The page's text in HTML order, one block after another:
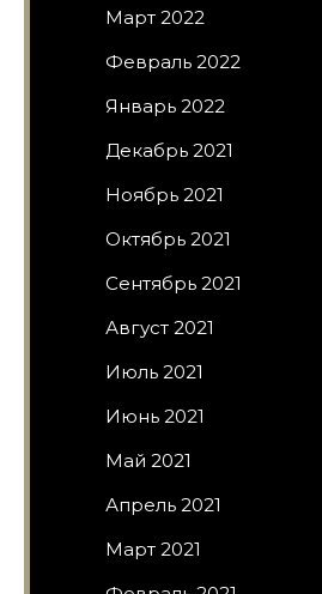
Март 2022
Февраль 2022
Январь 2022
Декабрь 2021
Ноябрь 2021
Октябрь 2021
Сентябрь 2021
Август 2021
Июль 2021
Июнь 2021
Май 2021
Апрель 2021
Март 2021